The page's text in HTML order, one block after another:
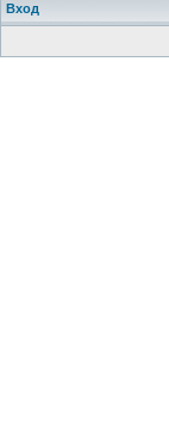
Вход